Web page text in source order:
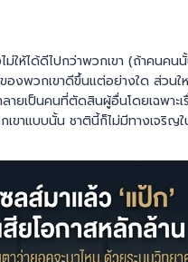
ห้ได้ดีไปกว่าพวกเขา (ถ้าคนคนนั้
องพวกเขาดีขึ้นแต่อย่างใด ส่วน
ยเป็นคนที่ตัดสินผู้อื่นโดยเฉพาะ
ขาแบบนั้น ชาตินี้ก็ไม่มีทางเจริญใ